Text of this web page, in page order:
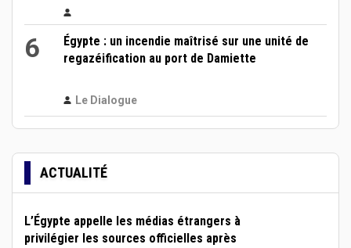
6
Égypte : un incendie maîtrisé sur une unité de
regazéification au port de Damiette
Le Dialogue
ACTUALITÉ
L’Égypte appelle les médias étrangers à
privilégier les sources officielles après